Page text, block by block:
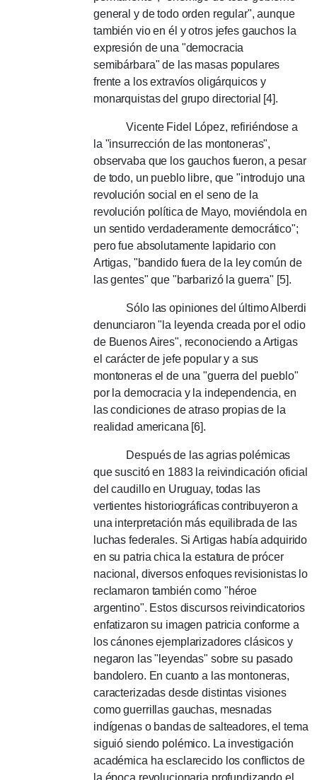
general y de todo orden regular", aunque
también vio en él y otros jefes gauchos la
expresión de una "democracia
semibárbara" de las masas populares
frente a los extravíos oligárquicos y
monarquistas del grupo directorial [4].
Vicente Fidel López, refiriéndose a
la "insurrección de las montoneras",
observaba que los gauchos fueron, a pesar
de todo, un pueblo libre, que "introdujo una
revolución social en el seno de la
revolución política de Mayo, moviéndola en
un sentido verdaderamente democrático";
pero fue absolutamente lapidario con
Artigas, "bandido fuera de la ley común de
las gentes" que "barbarizó la guerra" [5].
Sólo las opiniones del último Alberdi
denunciaron "la leyenda creada por el odio
de Buenos Aires", reconociendo a Artigas
el carácter de jefe popular y a sus
montoneras el de una "guerra del pueblo"
por la democracia y la independencia, en
las condiciones de atraso propias de la
realidad americana [6].
Después de las agrias polémicas
que suscitó en 1883 la reivindicación oficial
del caudillo en Uruguay, todas las
vertientes historiográficas contribuyeron a
una interpretación más equilibrada de las
luchas federales. Si Artigas había adquirido
en su patria chica la estatura de prócer
nacional, diversos enfoques revisionistas lo
reclamaron también como "héroe
argentino". Estos discursos reivindicatorios
enfatizaron su imagen patricia conforme a
los cánones ejemplarizadores clásicos y
negaron las "leyendas" sobre su pasado
bandolero. En cuanto a las montoneras,
caracterizadas desde distintas visiones
como guerrillas gauchas, mesnadas
indígenas o bandas de salteadores, el tema
siguió siendo polémico. La investigación
académica ha esclarecido los conflictos de
la época revolucionaria profundizando el